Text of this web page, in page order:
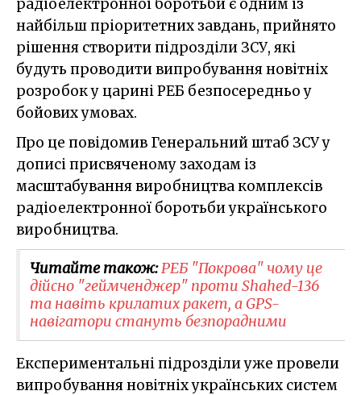
радіоелектронної боротьби є одним із
найбільш пріоритетних завдань, прийнято
рішення створити підрозділи ЗСУ, які
будуть проводити випробування новітніх
розробок у царині РЕБ безпосередньо у
бойових умовах.
Про це повідомив Генеральний штаб ЗСУ у
дописі присвяченому заходам із
масштабування виробництва комплексів
радіоелектронної боротьби українського
виробництва.
Читайте також:РЕБ "Покрова" чому це
дійсно "геймченджер" проти Shahed-136
та навіть крилатих ракет, а GPS-
навігатори стануть безпорадними
Експериментальні підрозділи уже провели
випробування новітніх українських систем